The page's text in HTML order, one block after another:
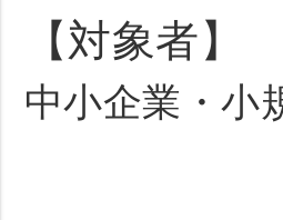
【 対象者 】
中小企業・小